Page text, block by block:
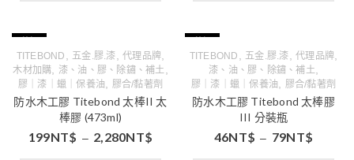
TITEBOND 五金.膠.漆 ,代理品牌
木材加購 漆、油、膠、除鏽、補土
膠｜漆｜蠟｜保養油 膠合/黏著劑
防水木工膠 Titebond 太棒II 太
棒膠 (473ml)
199NT$ – 2,280NT$
TITEBOND 五金.膠.漆 ,代理品牌
漆、油、膠、除鏽、補土
膠｜漆｜蠟｜保養油 膠合/黏著劑
防水木工膠 Titebond 太棒膠
III 分裝瓶
46NT$ – 79NT$